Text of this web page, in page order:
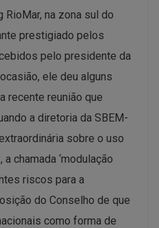
RioMar, na zona sul do
prestigiado pelos
pelo presidente da
ele deu alguns
recente reunião que
a diretoria da SBEM-
sobre o uso
chamada ‘modulação
riscos para a
do Conselho de que
como forma de